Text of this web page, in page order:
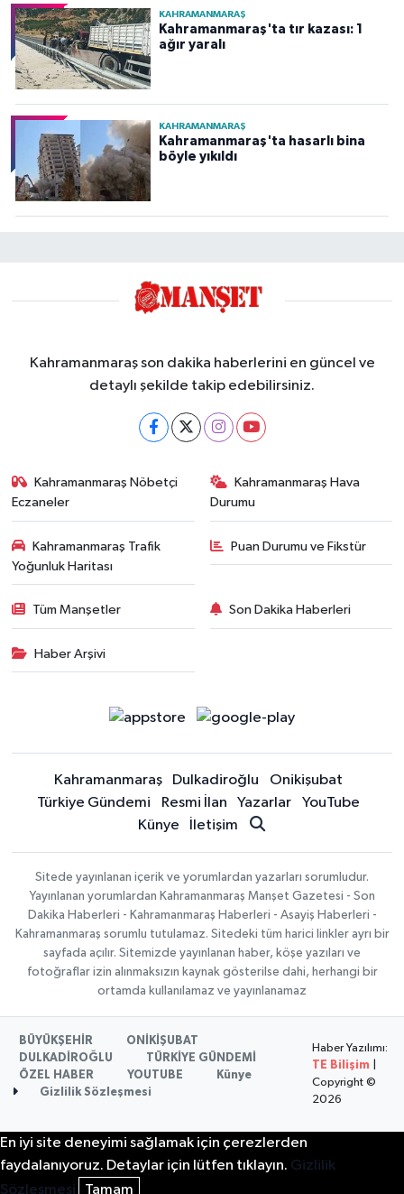
KAHRAMANMARAŞ
Kahramanmaraş'ta tır kazası: 1
ağır yaralı
KAHRAMANMARAŞ
Kahramanmaraş'ta hasarlı bina
böyle yıkıldı
Kahramanmaraş son dakika haberlerini en güncel ve
detaylı şekilde takip edebilirsiniz.
Kahramanmaraş Nöbetçi
Eczaneler
Kahramanmaraş Hava
Durumu
Kahramanmaraş Trafik
Yoğunluk Haritası
Puan Durumu ve Fikstür
Tüm Manşetler Son Dakika Haberleri
Haber Arşivi
Kahramanmaraş Dulkadiroğlu
Onikişubat
Türkiye Gündemi
Resmi İlan Yazarlar
YouTube
Künye
İletişim
Sitede yayınlanan içerik ve yorumlardan yazarları sorumludur.
Yayınlanan yorumlardan Kahramanmaraş Manşet Gazetesi - Son
Dakika Haberleri - Kahramanmaraş Haberleri - Asayiş Haberleri -
Kahramanmaraş sorumlu tutulamaz. Sitedeki tüm harici linkler ayrı bir
sayfada açılır. Sitemizde yayınlanan haber, köşe yazıları ve
fotoğraflar izin alınmaksızın kaynak gösterilse dahi, herhangi bir
ortamda kullanılamaz ve yayınlanamaz
BÜYÜKŞEHİR
ONİKİŞUBAT
DULKADİROĞLU
TÜRKİYE GÜNDEMİ
ÖZEL HABER
YOUTUBE
Künye
Gizlilik Sözleşmesi
Haber Yazılımı:
TE Bilişim
Copyright ©
2026
En iyi site deneyimi sağlamak için çerezlerden
faydalanıyoruz. Detaylar için lütfen tıklayın. Gizlilik
Sözleşmesi
Tamam